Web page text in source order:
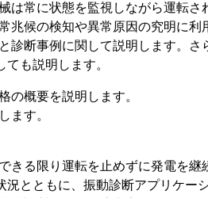
は常に状態を監視しながら運転さ
兆候の検知や異常原因の究明に利
診断事例に関して説明します。さ
も説明します。
の概要を説明します。
ます。
きる限り運転を止めずに発電を継
とともに、振動診断アプリケー